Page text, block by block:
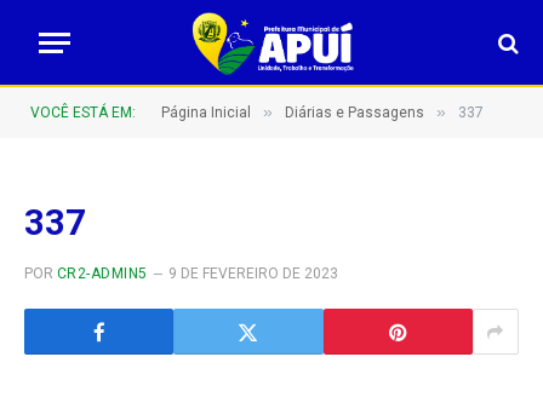
VOCÊ ESTÁ EM: Página Inicial » Diárias e Passagens » 337
337
POR CR2-ADMIN5 9 DE FEVEREIRO DE 2023